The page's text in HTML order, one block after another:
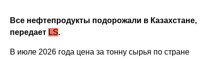
Все нефтепродукты подорожали в Казахстане,
передает LS.
В июле 2026 года цена за тонну сырья по стране